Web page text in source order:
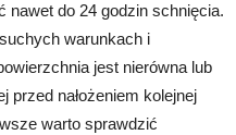
do 24 godzin schnięcia.
warunkach i
jest nierówna lub
przed nałożeniem kolejnej
warto sprawdzić